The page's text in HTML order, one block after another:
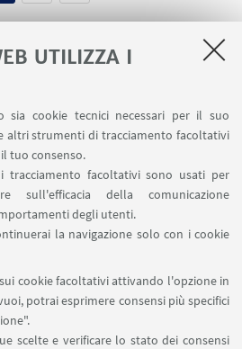
UTILIZZA I
sia cookie tecnici necessari per il suo
altri strumenti di tracciamento facoltativi
tuo consenso.
facoltativi sono usati per
sull'efficacia della comunicazione
degli utenti.
la navigazione solo con i cookie
cookie facoltativi attivando l'opzione in
potrai esprimere consensi più specifici
scelte e verificare lo stato dei consensi
riservata
Contatti
DIPARTIMENTO SU:
UNIBO SU: